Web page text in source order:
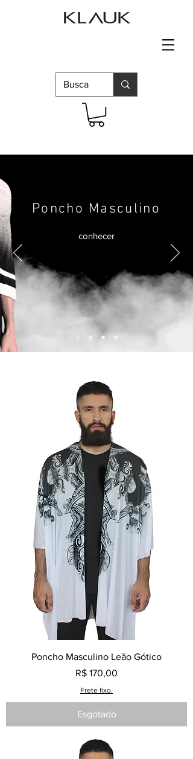
Poncho Masculino
conhecer
Poncho Masculino Leão Gótico
Preço
R$ 170,00
Frete fixo.
Esgotado